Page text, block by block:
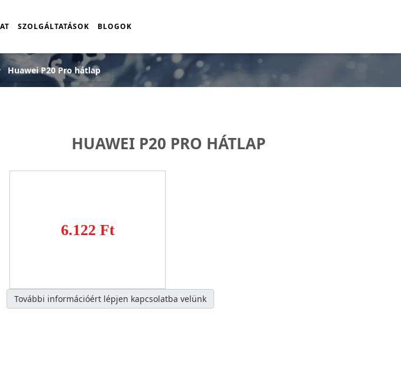
SZOLGÁLTATÁSOK BLOGOK
Huawei P20 Pro hátlap
HUAWEI P20 PRO HÁTLAP
6.122 Ft
További információért lépjen kapcsolatba velünk